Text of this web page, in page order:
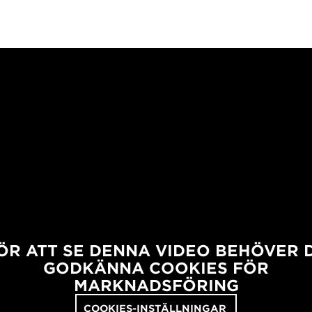
ATT SE DENNA VIDEO BEHÖVER
GODKÄNNA COOKIES FÖR
MARKNADSFÖRING
COOKIES-INSTÄLLNINGAR